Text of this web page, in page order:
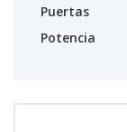
Puertas
Potencia